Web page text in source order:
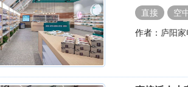
直接 空
作者： 庐阳